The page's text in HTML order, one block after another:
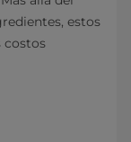
estos
costos